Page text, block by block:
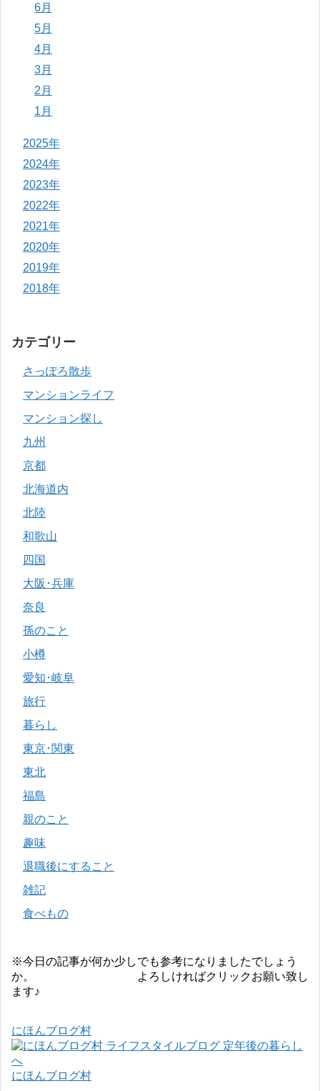
6月
5月
4月
3月
2月
1月
2025年
2024年
2023年
2022年
2021年
2020年
2019年
2018年
カテゴリー
さっぽろ散歩
マンションライフ
マンション探し
九州
京都
北海道内
北陸
和歌山
四国
大阪･兵庫
奈良
孫のこと
小樽
愛知･岐阜
旅行
暮らし
東京･関東
東北
福島
親のこと
趣味
退職後にすること
雑記
食べもの
※今日の記事が何か少しでも参考になりましたでしょう
か。 よろしければクリックお願い致し
ます♪
にほんブログ村
にほんブログ村